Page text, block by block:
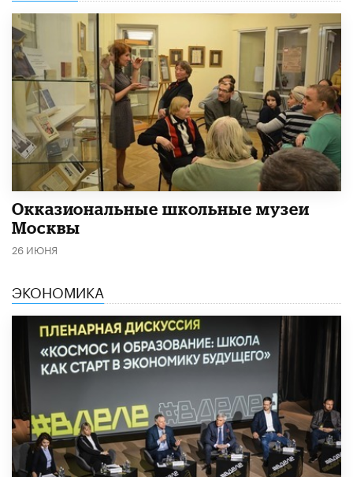
​Окказиональные школьные музеи
Москвы
26 ИЮНЯ
ЭКОНОМИКА